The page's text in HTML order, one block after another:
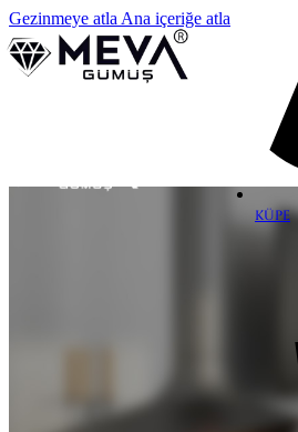
Gezinmeye atla Ana içeriğe atla
KÜPE